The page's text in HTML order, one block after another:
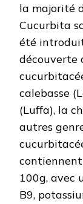
la majorité
Cucurbita
été
découverte
calebasse
(Luffa), la
autres
100g, avec
B9,